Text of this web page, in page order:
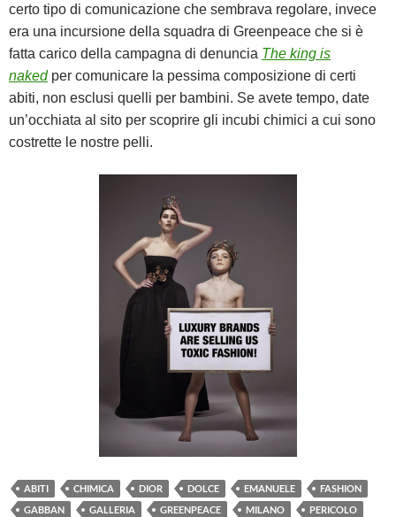
certo tipo di comunicazione che sembrava regolare, invece
era una incursione della squadra di Greenpeace che si è
fatta carico della campagna di denuncia The king is
nakedper comunicare la pessima composizione di certi
abiti, non esclusi quelli per bambini. Se avete tempo, date
un’occhiata al sito per scoprire gli incubi chimici a cui sono
costrette le nostre pelli.
ABITI CHIMICA DIOR DOLCE EMANUELE
FASHION
GABBAN
GALLERIA GREENPEACE MILANO
PERICOLO